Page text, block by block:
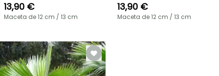
13,90 €
Maceta de 12 cm / 13 cm
13,90 €
Maceta de 12 cm / 13 cm